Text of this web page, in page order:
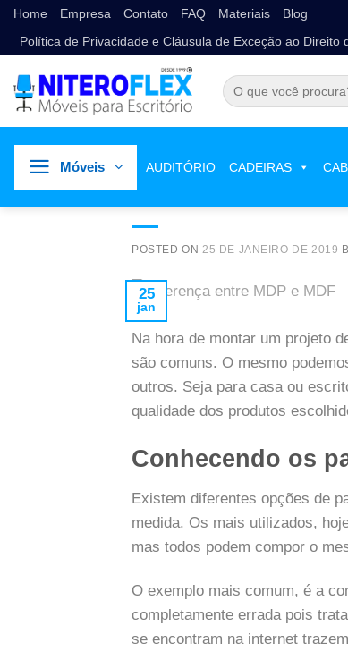
Home Empresa Contato FAQ Materiais Blog
Política de Privacidade e Cláusula de Exceção ao Direito
Móveis AUDITÓRIO CADEIRAS
NOTÍCIAS
Diferença entre
POSTED ON 25 DE JANEIRO DE 2019
25
jan
Na hora de montar um projeto
são comuns. O mesmo
outros. Seja para casa ou
qualidade dos produtos
Conhecendo os
Existem diferentes opções de
medida. Os mais utilizados,
mas todos podem compor o
O exemplo mais comum, é a
completamente errada pois
se encontram na internet